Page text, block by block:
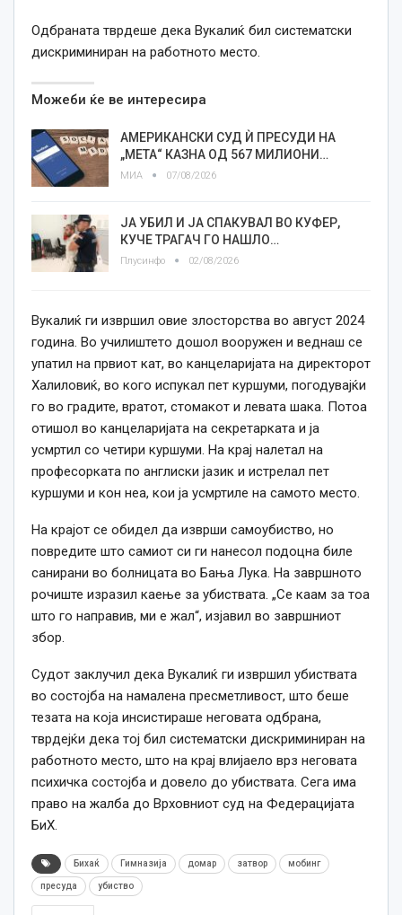
Одбраната тврдеше дека Вукалиќ бил систематски
дискриминиран на работното место.
Можеби ќе ве интересира
АМЕРИКАНСКИ СУД Ѝ ПРЕСУДИ НА
„МЕТА“ КАЗНА ОД 567 МИЛИОНИ…
МИА 07/08/2026
ЈА УБИЛ И ЈА СПАКУВАЛ ВО КУФЕР,
КУЧЕ ТРАГАЧ ГО НАШЛО…
Плусинфо 02/08/2026
Вукалиќ ги извршил овие злосторства во август 2024
година. Во училиштето дошол вооружен и веднаш се
упатил на првиот кат, во канцеларијата на директорот
Халиловиќ, во кого испукал пет куршуми, погодувајќи
го во градите, вратот, стомакот и левата шака. Потоа
отишол во канцеларијата на секретарката и ја
усмртил со четири куршуми. На крај налетал на
професорката по англиски јазик и истрелал пет
куршуми и кон неа, кои ја усмртиле на самото место.
На крајот се обидел да изврши самоубиство, но
повредите што самиот си ги нанесол подоцна биле
санирани во болницата во Бања Лука. На завршното
рочиште изразил каење за убиствата. „Се каам за тоа
што го направив, ми е жал“, изјавил во завршниот
збор.
Судот заклучил дека Вукалиќ ги извршил убиствата
во состојба на намалена пресметливост, што беше
тезата на која инсистираше неговата одбрана,
тврдејќи дека тој бил систематски дискриминиран на
работното место, што на крај влијаело врз неговата
психичка состојба и довело до убиствата. Сега има
право на жалба до Врховниот суд на Федерацијата
БиХ.
Бихаќ Гимназија домар затвор мобинг
пресуда убиство